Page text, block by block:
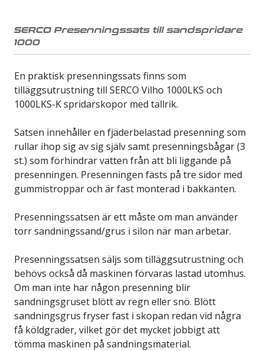
SERCO Presenningssats till sandspridare
1000
En praktisk presenningssats finns som
tilläggsutrustning till SERCO Vilho 1000LKS och
1000LKS-K spridarskopor med tallrik.
Satsen innehåller en fjäderbelastad presenning som
rullar ihop sig av sig själv samt presenningsbågar (3
st.) som förhindrar vatten från att bli liggande på
presenningen. Presenningen fästs på tre sidor med
gummistroppar och är fast monterad i bakkanten.
Presenningssatsen är ett måste om man använder
torr sandningssand/grus i silon när man arbetar.
Presenningssatsen säljs som tilläggsutrustning och
behövs också då maskinen förvaras lastad utomhus.
Om man inte har någon presenning blir
sandningsgruset blött av regn eller snö. Blött
sandningsgrus fryser fast i skopan redan vid några
få köldgrader, vilket gör det mycket jobbigt att
tömma maskinen på sandningsmaterial.